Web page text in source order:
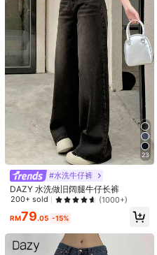
9***5
It's looks the one want but
mebutlikeit and s cotton
makeme Smart as lwant
Fit: looks abitloose.. nothappy
sizeandtooshortformyliking
身高:164.0 胸围:
23
#水洗牛仔裤
DAZY 水洗做旧阔腿牛仔长裤
200+ sold (1000+)
RM79.05 -15%